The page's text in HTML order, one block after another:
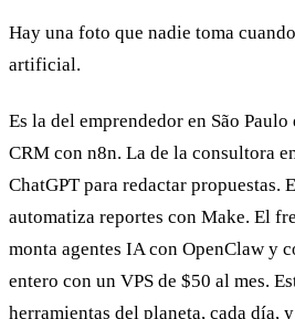
Hay una foto que nadie toma
artificial.
Es la del emprendedor en São
CRM con n8n. La de la consultora
ChatGPT para redactar propuestas.
automatiza reportes con Make. El
monta agentes IA con OpenClaw y
entero con un VPS de $50 al mes.
herramientas del planeta, cada día, y